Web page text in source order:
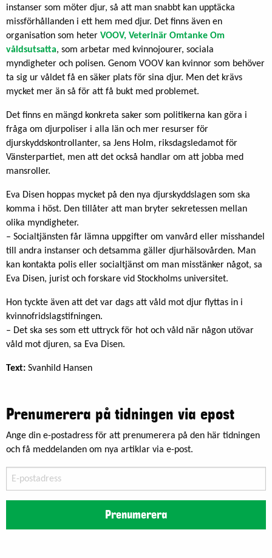
instanser som möter djur, så att man snabbt kan upptäcka
missförhållanden i ett hem med djur. Det finns även en
organisation som heter VOOV, Veterinär Omtanke Om
våldsutsatta, som arbetar med kvinnojourer, sociala
myndigheter och polisen. Genom VOOV kan kvinnor som behöver
ta sig ur våldet få en säker plats för sina djur. Men det krävs
mycket mer än så för att få bukt med problemet.
Det finns en mängd konkreta saker som politikerna kan göra i
fråga om djurpoliser i alla län och mer resurser för
djurskyddskontrollanter, sa Jens Holm, riksdagsledamot för
Vänsterpartiet, men att det också handlar om att jobba med
mansroller.
Eva Disen hoppas mycket på den nya djurskyddslagen som ska
komma i höst. Den tillåter att man bryter sekretessen mellan
olika myndigheter.
– Socialtjänsten får lämna uppgifter om vanvård eller misshandel
till andra instanser och detsamma gäller djurhälsovården. Man
kan kontakta polis eller socialtjänst om man misstänker något, sa
Eva Disen, jurist och forskare vid Stockholms universitet.
Hon tyckte även att det var dags att våld mot djur flyttas in i
kvinnofridslagstifningen.
– Det ska ses som ett uttryck för hot och våld när någon utövar
våld mot djuren, sa Eva Disen.
Text: Svanhild Hansen
Prenumerera på tidningen via epost
Ange din e-postadress för att prenumerera på den här tidningen
och få meddelanden om nya artiklar via e-post.
postadress
Prenumerera